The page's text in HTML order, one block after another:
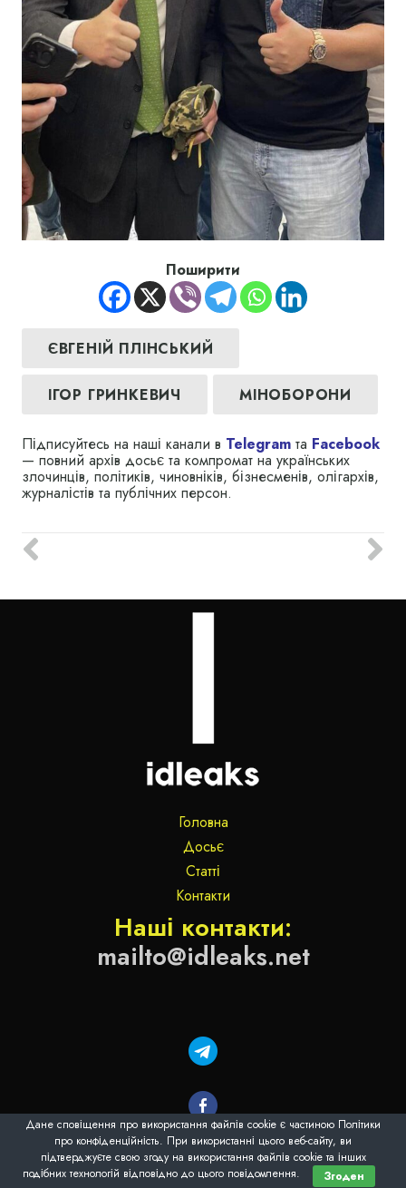
Поширити
ЄВГЕНІЙ ПЛІНСЬКИЙ
ІГОР ГРИНКЕВИЧ МІНОБОРОНИ
Підписуйтесь на наші канали в Telegram та Facebook
— повний архів досьє та компромат на українських
злочинців, політиків, чиновніків, бізнесменів, олігархів,
журналістів та публічних персон.
Головна
Досьє
Статті
Контакти
Наші контакти:
mailto@idleaks.net
Дане сповіщення про використання файлів cookie є частиною Політики
про конфіденційність. При використанні цього веб-сайту, ви
підтверджуєте свою згоду на використання файлів cookie та інших
подібних технологій відповідно до цього повідомлення.
Згоден